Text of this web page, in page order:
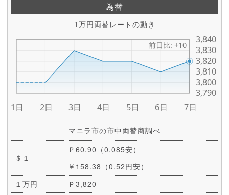
為替
1万円両替レートの動き
マニラ市の市中両替商調べ
＄１
Ｐ60.90（0.085安）
￥158.38（0.52円安）
１万円
Ｐ3,820